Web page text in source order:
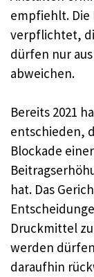
empfiehlt. Die
verpflichtet,
dürfen nur
abweichen.
Bereits 2021
entschieden,
Blockade
hat. Das
Druckmittel
werden
daraufhin